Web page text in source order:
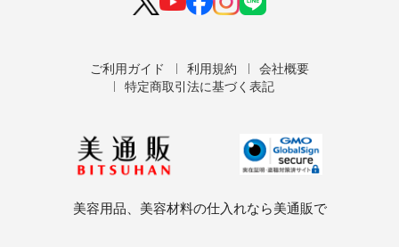
ご利用ガイド 利用規約
会社概要
特定商取引法に基づく表記
美容用品、美容材料の仕入れなら美通販で